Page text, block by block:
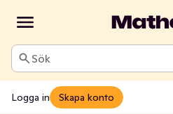
Sök
Logga in Skapa konto